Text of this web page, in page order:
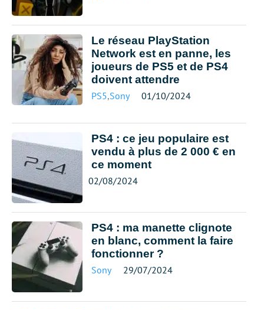
Le réseau PlayStation
Network est en panne, les
joueurs de PS5 et de PS4
doivent attendre
PS5,Sony 01/10/2024
PS4 : ce jeu populaire est
vendu à plus de 2 000 € en
ce moment
02/08/2024
PS4 : ma manette clignote
en blanc, comment la faire
fonctionner ?
Sony 29/07/2024